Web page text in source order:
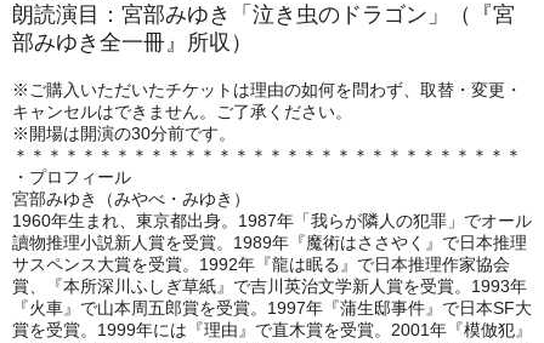
朗読演目：宮部みゆき「泣き虫のドラゴン」（『宮
部みゆき全一冊』所収）
※ご購入いただいたチケットは理由の如何を問わず、取替・変更・
キャンセルはできません。ご了承ください。
※開場は開演の30分前です。
＊＊＊＊＊＊＊＊＊＊＊＊＊＊＊＊＊＊＊＊＊＊＊＊＊＊＊＊＊＊
・プロフィール
宮部みゆき（みやべ・みゆき）
1960年生まれ、東京都出身。1987年「我らが隣人の犯罪」でオール
讀物推理小説新人賞を受賞。1989年『魔術はささやく』で日本推理
サスペンス大賞を受賞。1992年『龍は眠る』で日本推理作家協会
賞、『本所深川ふしぎ草紙』で吉川英治文学新人賞を受賞。1993年
『火車』で山本周五郎賞を受賞。1997年『蒲生邸事件』で日本SF大
賞を受賞。1999年には『理由』で直木賞を受賞。2001年『模倣犯』